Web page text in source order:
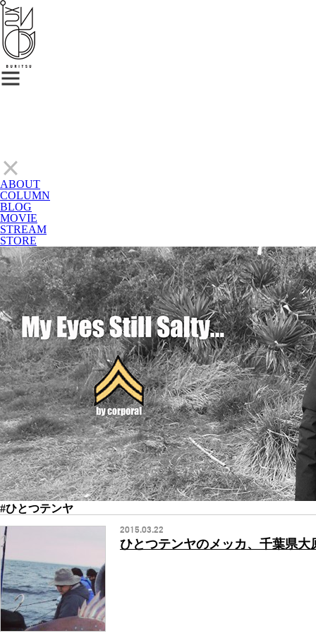
ABOUT
COLUMN
BLOG
MOVIE
STREAM
STORE
#ひとつテンヤ
2015.03.22
ひとつテンヤのメッカ、千葉県大